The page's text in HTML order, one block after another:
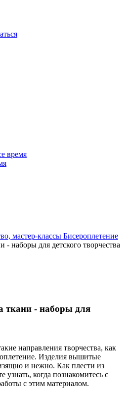
время
мастер-классы Бисероплетение
наборы для детского творчества
ткани - наборы для
направления творчества, как
Изделия вышитые
и нежно. Как плести из
узнать, когда познакомитесь с
с этим материалом.